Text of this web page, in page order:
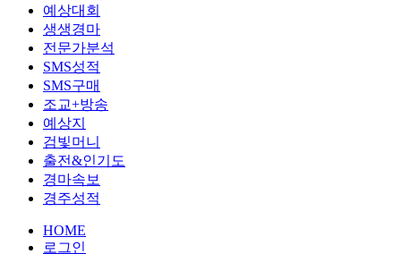
예상대회
생생경마
전문가분석
SMS성적
SMS구매
조교+방송
예상지
검빛머니
출전&인기도
경마속보
경주성적
HOME
로그인